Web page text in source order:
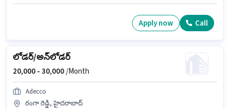
Apply now Call
లోడర్/అన్‌లోడర్
20,000 -30,000/Month
Adecco
రంగా రెడ్డి, హైదరాబాద్